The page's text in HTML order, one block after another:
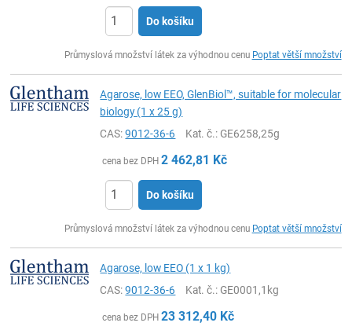
Do košíku
Průmyslová množství látek za výhodnou cenu Poptat větší množství
Agarose, low EEO, GlenBiol™, suitable for molecular
biology (1 x 25 g)
CAS:9012-36-6 Kat. č.: GE6258,25g
cena bez DPH 2 462,81 Kč
Do košíku
Průmyslová množství látek za výhodnou cenu Poptat větší množství
Agarose, low EEO (1 x 1 kg)
CAS:9012-36-6 Kat. č.: GE0001,1kg
cena bez DPH 23 312,40 Kč